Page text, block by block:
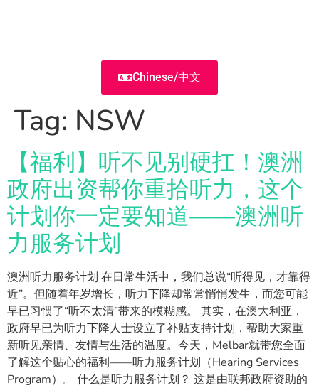
Chinese/中文
Tag: NSW
【福利】听不见别硬扛！澳洲
政府出资帮你重拾听力，这个
计划你一定要知道——澳洲听
力服务计划
澳洲听力服务计划 在日常生活中，我们总说“听得见，才靠得
近”。但随着年岁增长，听力下降却常常悄悄发生，而您可能
早已习惯了“听不太清”带来的模糊感。 其实，在澳大利亚，
政府早已为听力下降人士设立了补贴支持计划，帮助大家重
新听见亲情、友情与生活的温度。今天，Melbar就带您全面
了解这个贴心的福利——听力服务计划（Hearing Services
Program）。 什么是听力服务计划？ 这是由联邦政府资助的